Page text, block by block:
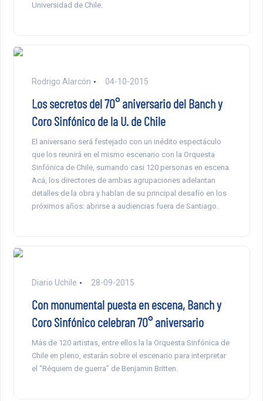
Universidad de Chile.
Rodrigo Alarcón 04-10-2015
Los secretos del 70° aniversario del Banch y
Coro Sinfónico de la U. de Chile
El aniversario será festejado con un inédito espectáculo
que los reunirá en el mismo escenario con la Orquesta
Sinfónica de Chile, sumando casi 120 personas en escena.
Acá, los directores de ambas agrupaciones adelantan
detalles de la obra y hablan de su principal desafío en los
próximos años: abrirse a audiencias fuera de Santiago.
Diario Uchile 28-09-2015
Con monumental puesta en escena, Banch y
Coro Sinfónico celebran 70° aniversario
Más de 120 artistas, entre ellos la la Orquesta Sinfónica de
Chile en pleno, estarán sobre el escenario para interpretar
el “Réquiem de guerra” de Benjamin Britten.